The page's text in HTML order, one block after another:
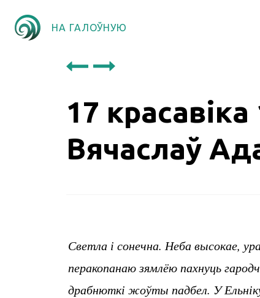
НА ГАЛОЎНУЮ
17 красавіка
Вячаслаў
Светла і сонечна. Неба высокае,
перакопанаю зямлёю пахнуць
драбнюткі жоўты падбел. У